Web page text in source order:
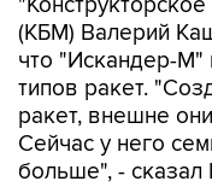
(КБМ) Валерий
что "Искандер-М"
типов ракет.
ракет, внешне
Сейчас у него
больше", - сказал